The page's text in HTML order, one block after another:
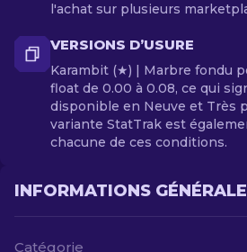
l'achat sur plusieurs
VERSIONS D’USURE
Karambit (★) | Marbre fondu
float de 0.00 à 0.08, ce qui
disponible en Neuve et Très
variante StatTrak est
chacune de ces conditions.
INFORMATIONS
Catégorie